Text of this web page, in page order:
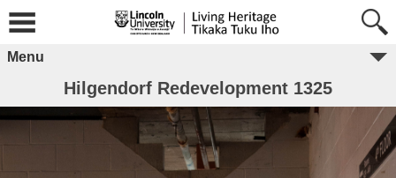
Menu
Hilgendorf Redevelopment 1325